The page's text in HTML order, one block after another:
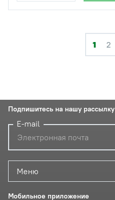
1 2
Меню
Мобильное приложение
Подпишитесь на нашу рассылку
E-mail